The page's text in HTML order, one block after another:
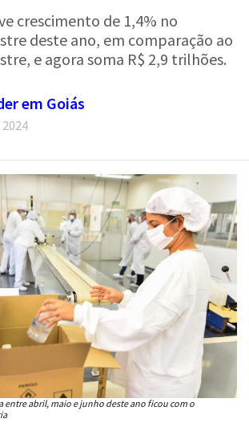
crescimento de 1,4% no
deste ano, em comparação ao
e agora soma R$ 2,9 trilhões.
em Goiás
entre abril, maio e junho deste ano ficou com o